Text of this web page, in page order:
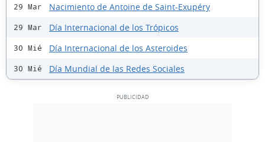
29 Mar Nacimiento de Antoine de Saint-Exupéry
29 Mar Día Internacional de los Trópicos
30 Mié Día Internacional de los Asteroides
30 Mié Día Mundial de las Redes Sociales